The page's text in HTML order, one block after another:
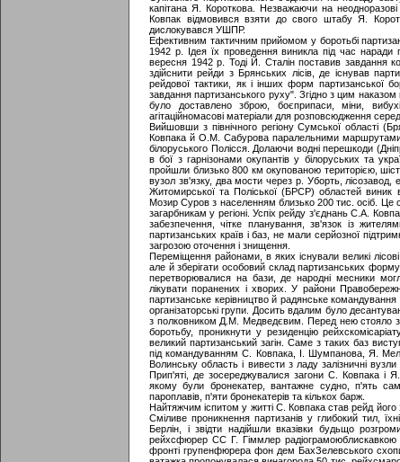
капітана Я. Короткова. Незважаючи на
Ковпак відмовився взяти до свого штабу Я.
дислокувався УШПР.
Ефективним тактичним прийомом у боротьбі
1942 р. Ідея їх проведення виникла під час наради
вересня 1942 р. Тоді Й. Сталін поставив завдання
здійснити рейди з Брянських лісів, де існував
рейдової тактики, як і інших форм партизанської
завдання партизанського руху". Згідно з цим
було доставлено зброю, боєприпаси, міни,
агітаційномасові матеріали для розповсюдження
Вийшовши з північного регіону Сумської області
Ковпака й О.М. Сабурова паралельними
білоруського Полісся. Долаючи водні перешкоди
в бої з гарнізонами окупантів у білоруських та
пройшли близько 800 км окупованою територією,
вузол зв'язку, два мости через р. Уборть,
Житомирської та Поліської (БРСР) областей виник
Мозир Суров з населенням близько 200 тис. осіб.
загарбникам у регіоні. Успіх рейду з'єднань С.А.
забезпечення, чітке планування, зв'язок із
партизанських країв і баз, не мали серйозної
загрозою оточення і знищення.
Переміщення районами, в яких існували великі
але й зберігати особовий склад партизанських
перетворювалися на бази, де народні месники
лікувати поранених і хворих. У райони
партизанське керівництво й радянське командування
організаторські групи. Досить вдалим було
з полковником Д.М. Медведєвим. Перед нею стояло
боротьбу, проникнути у резиденцію
великий партизанський загін. Саме з таких баз
під командуванням С. Ковпака, І. Шумпанова, Я.
Волинську область і вивести з ладу залізничні
Прип'яті, де зосереджувалися загони С. Ковпака
якому були бронекатер, вантажне судно, п'ять
пароплавів, п'яти бронекатерів та кількох барж.
Найтяжчим іспитом у житті С. Ковпака став рейд
Сміливе проникнення партизанів у глибокий тил,
Берлін, і звідти надійшли вказівки будьщо
рейхсфюрер СС Г. Гіммлер радіограмоюблискавкою
фронті групенфюрера фон дем БахЗелевського